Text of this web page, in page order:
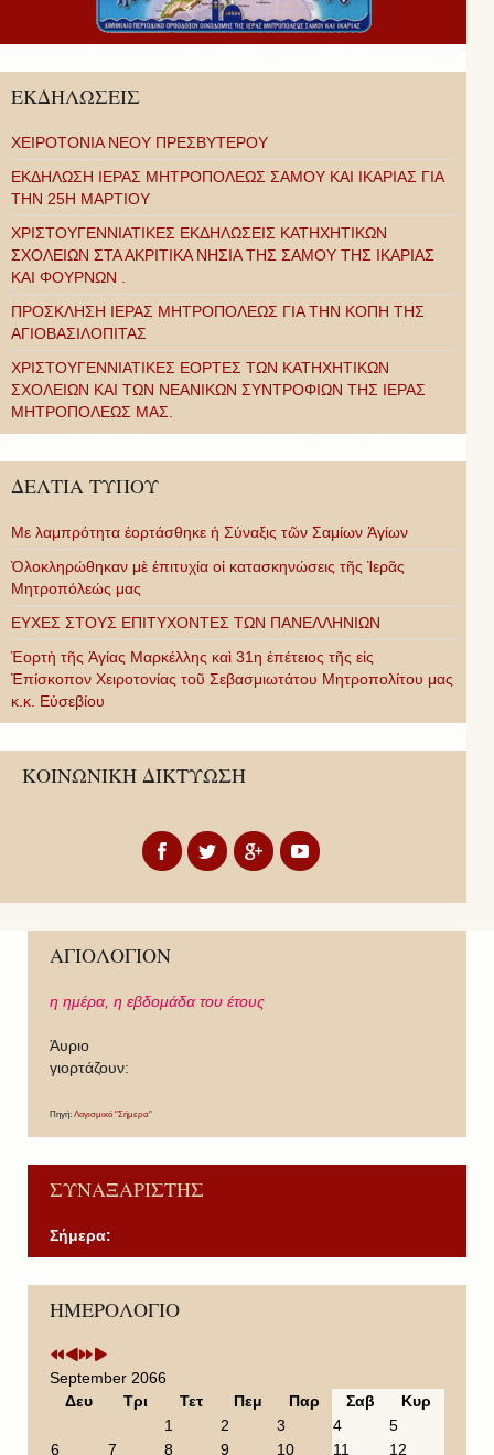
ΕΚΔΗΛΩΣΕΙΣ
ΧΕΙΡΟΤΟΝΙΑ ΝΕΟΥ ΠΡΕΣΒΥΤΕΡΟΥ
ΕΚΔΗΛΩΣΗ ΙΕΡΑΣ ΜΗΤΡΟΠΟΛΕΩΣ ΣΑΜΟΥ ΚΑΙ ΙΚΑΡΙΑΣ ΓΙΑ
ΤΗΝ 25Η ΜΑΡΤΙΟΥ
ΧΡΙΣΤΟΥΓΕΝΝΙΑΤΙΚΕΣ ΕΚΔΗΛΩΣΕΙΣ ΚΑΤΗΧΗΤΙΚΩΝ
ΣΧΟΛΕΙΩΝ ΣΤΑ ΑΚΡΙΤΙΚΑ ΝΗΣΙΑ ΤΗΣ ΣΑΜΟΥ ΤΗΣ ΙΚΑΡΙΑΣ
ΚΑΙ ΦΟΥΡΝΩΝ .
ΠΡΟΣΚΛΗΣΗ ΙΕΡΑΣ ΜΗΤΡΟΠΟΛΕΩΣ ΓΙΑ ΤΗΝ ΚΟΠΗ ΤΗΣ
ΑΓΙΟΒΑΣΙΛΟΠΙΤΑΣ
ΧΡΙΣΤΟΥΓΕΝΝΙΑΤΙΚΕΣ ΕΟΡΤΕΣ ΤΩΝ ΚΑΤΗΧΗΤΙΚΩΝ
ΣΧΟΛΕΙΩΝ ΚΑΙ ΤΩΝ ΝΕΑΝΙΚΩΝ ΣΥΝΤΡΟΦΙΩΝ ΤΗΣ ΙΕΡΑΣ
ΜΗΤΡΟΠΟΛΕΩΣ ΜΑΣ.
ΔΕΛΤΙΑ ΤΥΠΟΥ
Με λαμπρότητα ἑορτάσθηκε ἡ Σύναξις τῶν Σαμίων Ἁγίων
Ὁλοκληρώθηκαν μὲ ἐπιτυχία οἱ κατασκηνώσεις τῆς Ἱερᾶς
Μητροπόλεώς μας
ΕΥΧΕΣ ΣΤΟΥΣ ΕΠΙΤΥΧΟΝΤΕΣ ΤΩΝ ΠΑΝΕΛΛΗΝΙΩΝ
Ἑορτὴ τῆς Ἁγίας Μαρκέλλης καὶ 31η ἐπέτειος τῆς εἰς
Ἐπίσκοπον Χειροτονίας τοῦ Σεβασμιωτάτου Μητροπολίτου μας
κ.κ. Εὐσεβίου
ΚΟΙΝΩΝΙΚΗ ΔΙΚΤΥΩΣΗ
ΑΓΙΟΛΟΓΙΟΝ
η ημέρα, η εβδομάδα του έτους
Άυριο
γιορτάζουν:
Πηγή: Λογισμικό "Σήμερα"
ΣΥΝΑΞΑΡΙΣΤΗΣ
Σήμερα:
ΗΜΕΡΟΛΟΓΙΟ
P
r
v
i
P
r
v
i
o
N
e
t
Y
e
N
e
t
M
September 2066
Δευ
Τρι Τετ Πεμ Παρ Σαβ
Κυρ
1
2 3 4
5
6
7 8 9 10 11 12